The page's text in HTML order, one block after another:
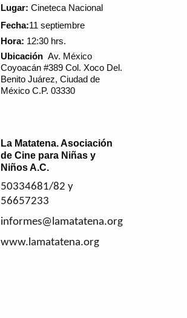
Lugar: Cineteca Nacional
Fecha:11 septiembre
Hora: 12:30 hrs.
Ubicación Av. México
Coyoacán #389 Col. Xoco Del.
Benito Juárez, Ciudad de
México C.P. 03330
La Matatena. Asociación
de Cine para Niñas y
Niños A.C.
50334681/82 y
56657233
informes@lamatatena.org
www.lamatatena.org